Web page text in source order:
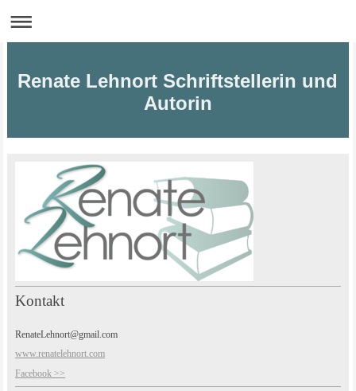
Renate Lehnort Schriftstellerin und
Autorin
Kontakt
RenateLehnort@gmail.com
www.renatelehnort.com
Facebook >>